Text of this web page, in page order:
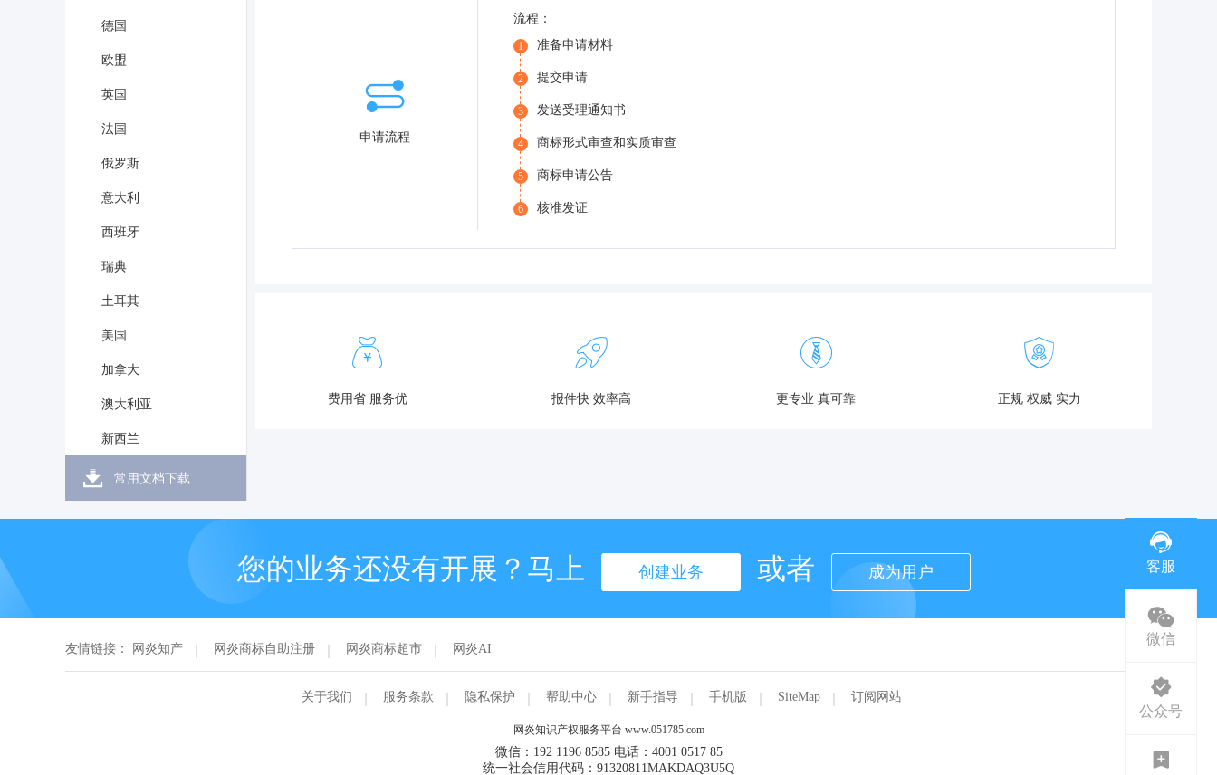
德国
欧盟
英国
法国
俄罗斯
意大利
西班牙
瑞典
土耳其
美国
加拿大
澳大利亚
新西兰
常用文档下载
申请流程
流程：
1 准备申请材料
2 提交申请
3 发送受理通知书
4 商标形式审查和实质审查
5 商标申请公告
6 核准发证
费用省 服务优 报件快 效率高 更专业 真可靠 正规 权威 实力
您的业务还没有开展？马上 创建业务 或者 成为用户
友情链接： 网炎知产 网炎商标自助注册 网炎商标超市 网炎AI
关于我们 服务条款 隐私保护 帮助中心 新手指导 手机版 SiteMap 订阅网站
网炎知识产权服务平台 www.051785.com
微信：192 1196 8585 电话：4001 0517 85
统一社会信用代码：91320811MAKDAQ3U5Q
客服
微信
公众号